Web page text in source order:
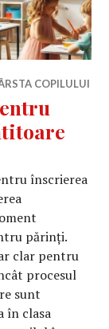
COPILULUI
înscrierea
părinți.
clar pentru
procesul
sunt
în clasa